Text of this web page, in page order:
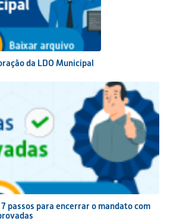
da LDO Municipal
7 passos para encerrar o mandato com